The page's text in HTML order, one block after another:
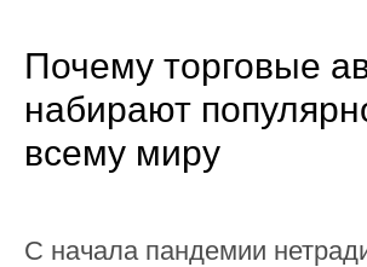
Почему торговые
набирают
всему миру
С начала пандемии